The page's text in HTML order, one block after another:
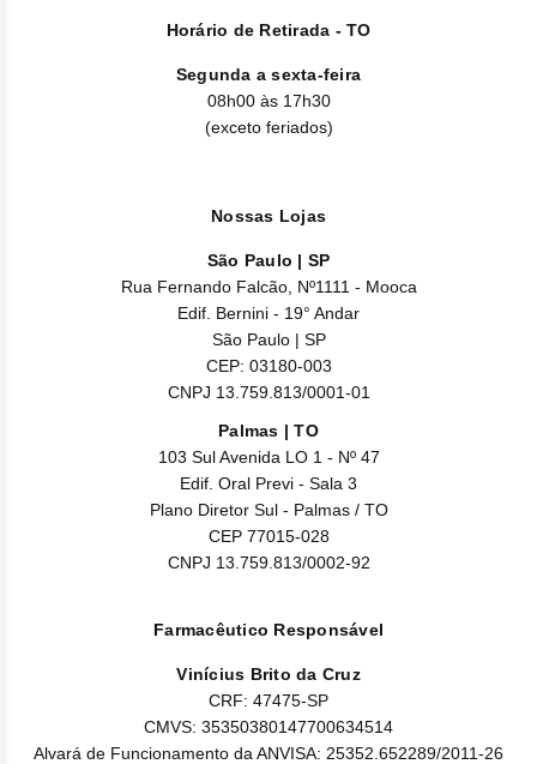
Horário de Retirada - TO
Segunda a sexta-feira
08h00 às 17h30
(exceto feriados)
Nossas Lojas
São Paulo | SP
Rua Fernando Falcão, Nº1111 - Mooca
Edif. Bernini - 19° Andar
São Paulo | SP
CEP: 03180-003
CNPJ 13.759.813/0001-01
Palmas | TO
103 Sul Avenida LO 1 - Nº 47
Edif. Oral Previ - Sala 3
Plano Diretor Sul - Palmas / TO
CEP 77015-028
CNPJ 13.759.813/0002-92
Farmacêutico Responsável
Vinícius Brito da Cruz
CRF: 47475-SP
CMVS: 35350380147700634514
Alvará de Funcionamento da ANVISA: 25352.652289/2011-26